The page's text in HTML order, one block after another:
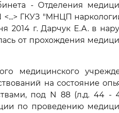
- Отделения
<...> ГКУЗ "МНЦП
2014 г. Дарчук Е.А. в
от прохождения
медицинского
на состояние
под N 88 (л.д. 44 -
по проведению